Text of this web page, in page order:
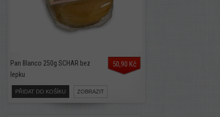
Pan Blanco 250g SCHAR bez
lepku
50,90 Kč
PŘIDAT DO KOŠÍKU ZOBRAZIT